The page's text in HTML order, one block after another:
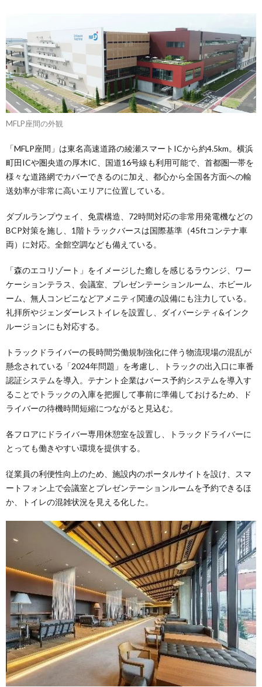
MFLP座間の外観
「MFLP座間」は東名高速道路の綾瀬スマートICから約4.5km。横浜
町田ICや圏央道の厚木IC、国道16号線も利用可能で、首都圏一帯を
様々な道路網でカバーできるのに加え、都心から全国各方面への輸
送効率が非常に高いエリアに位置している。
ダブルランプウェイ、免震構造、72時間対応の非常用発電機などの
BCP対策を施し、1階トラックバースは国際基準（45ftコンテナ車
両）に対応。全館空調なども備えている。
「森のエコリゾート」をイメージした癒しを感じるラウンジ、ワー
ケーションテラス、会議室、プレゼンテーションルーム、ホビール
ーム、無人コンビニなどアメニティ関連の設備にも注力している。
礼拝所やジェンダーレストイレを設置し、ダイバーシティ&インク
ルージョンにも対応する。
トラックドライバーの長時間労働規制強化に伴う物流現場の混乱が
懸念されている「2024年問題」を考慮し、トラックの出入口に車番
認証システムを導入。テナント企業はバース予約システムを導入す
ることでトラックの入庫を把握して事前に準備しておけるため、ド
ライバーの待機時間短縮につながると見込む。
各フロアにドライバー専用休憩室を設置し、トラックドライバーに
とっても働きやすい環境を提供する。
従業員の利便性向上のため、施設内のポータルサイトを設け、スマ
ートフォン上で会議室とプレゼンテーションルームを予約できるほ
か、トイレの混雑状況を見える化した。